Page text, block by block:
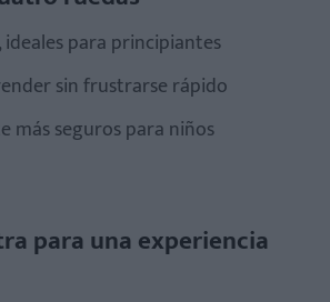
ideales para principiantes
sin frustrarse rápido
más seguros para niños
para una experiencia